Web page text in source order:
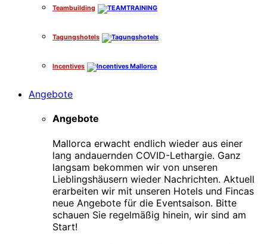
Teambuilding
Tagungshotels
Incentives
Angebote
Angebote
Mallorca erwacht endlich wieder aus einer
lang andauernden COVID-Lethargie. Ganz
langsam bekommen wir von unseren
Lieblingshäusern wieder Nachrichten. Aktuell
erarbeiten wir mit unseren Hotels und Fincas
neue Angebote für die Eventsaison. Bitte
schauen Sie regelmäßig hinein, wir sind am
Start!